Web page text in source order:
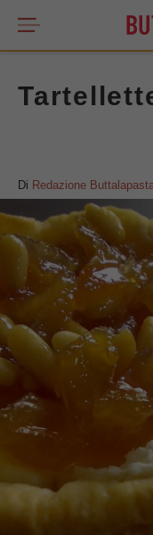
Di Redazione